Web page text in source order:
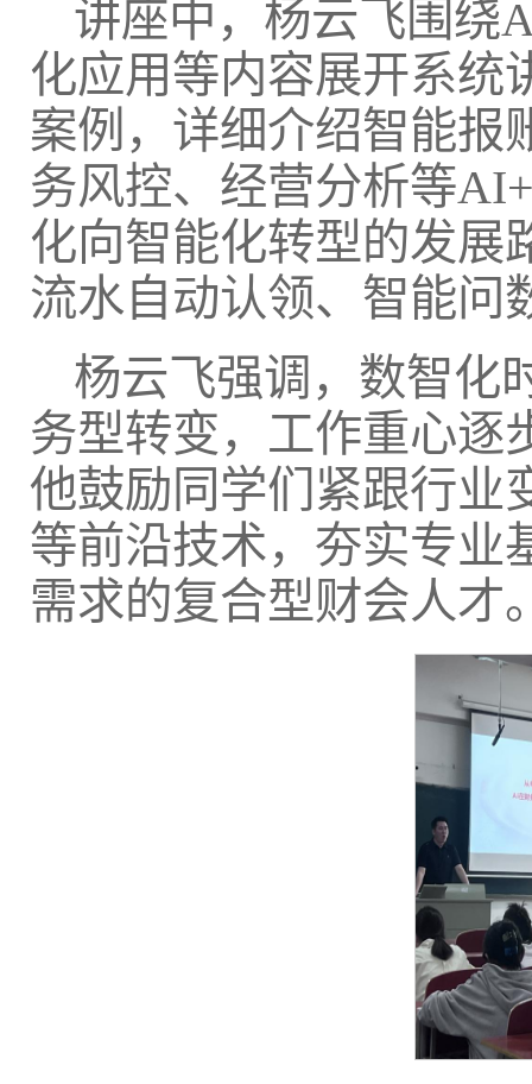
讲座中，杨云飞围绕
化应用等内容展开系统
案例，详细介绍智能报
务风控、经营分析等
化向智能化转型的发展
流水自动认领、智能问
杨云飞强调，数智化
务型转变，工作重心逐
他鼓励同学们紧跟行业
等前沿技术，夯实专业
需求的复合型财会人才